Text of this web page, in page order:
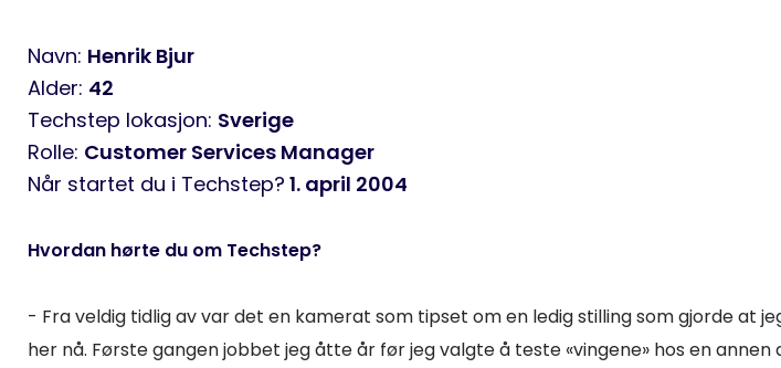
Navn: Henrik Bjur
Alder: 42
Techstep lokasjon: Sverige
Rolle: Customer Services Manager
Når startet du i Techstep? 1. april 2004
Hvordan hørte du om Techstep?
- Fra veldig tidlig av var det en kamerat som tipset om en ledig stilling som gjorde at
her nå. Første gangen jobbet jeg åtte år før jeg valgte å teste «vingene» hos en